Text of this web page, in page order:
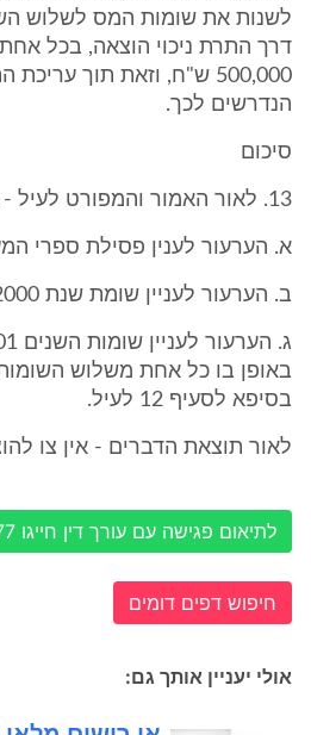
דרך התרת ניכוי הוצאה, בכל
500,000 ש"ח, וזאת תוך
הנדרשים לכך.
סיכום
13. לאור האמור והמפורט לעיל - אני מחליט כדלהלן:
א. הערעור לענין פסילת ספרי
ב. הערעור לעניין שומת שנת 2000 - נדחה.
באופן בו כל אחת משלוש
בסיפא לסעיף 12 לעיל.
לאור תוצאת הדברים - אין צו
לתיאום פגישה עם עורך דין חייגו 077-4008177
חיפוש דפים דומים
אולי יעניין אותך גם: